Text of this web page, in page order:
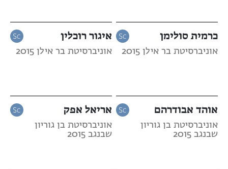
כרמית סולימן
אוניברסיטת בר אילן 2015
איגור רוכלין
אוניברסיטת בר אילן 2015
אוהד אבודרהם
אוניברסיטת בן גוריון
שבנגב 2015
אריאל אפק
אוניברסיטת בן גוריון
שבנגב 2015